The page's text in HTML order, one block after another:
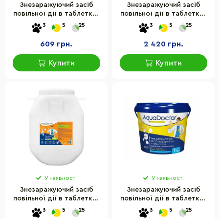
Знезаражуючий засіб
повільної дії в таблетках
C-90T AquaDoctor
15971AD 1 кг
3 5 25
609 грн.
Купити
Знезаражуючий засіб
повільної дії в таблетках
C-90T AquaDoctor 2489AD
5 кг
3 5 25
2 420 грн.
Купити
У наявності
Знезаражуючий засіб
повільної дії в таблетках
C-90T AquaDoctor 2490AD
50 кг
3 5 25
У наявності
Знезаражуючий засіб
повільної дії в таблетках
MC-T AquaDoctor 15972AD
1 кг (таблетки по 200 г)
3 5 25